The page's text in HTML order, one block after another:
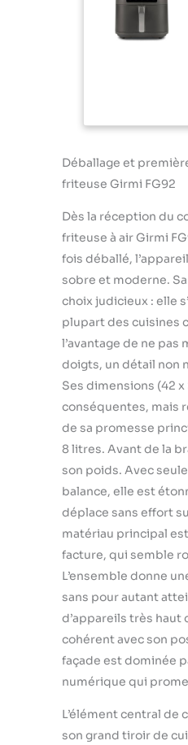
Déballage et
friteuse Girmi FG92
Dès la réception du
friteuse à air Girmi
fois déballé,
sobre et moderne.
choix judicieux : elle
plupart des cuisines
l’avantage de ne pas
doigts, un détail non
Ses dimensions (42
conséquentes, mais
de sa promesse
8 litres. Avant de la
son poids. Avec
balance, elle est
déplace sans effort
matériau principal
facture, qui semble
L’ensemble donne
sans pour autant
d’appareils très haut
cohérent avec son
façade est dominée
numérique qui
L’élément central
son grand tiroir de